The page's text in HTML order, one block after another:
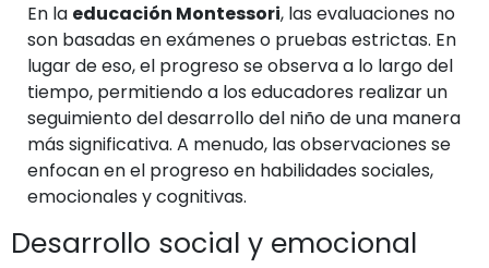
En la educación Montessori, las evaluaciones no
son basadas en exámenes o pruebas estrictas. En
lugar de eso, el progreso se observa a lo largo del
tiempo, permitiendo a los educadores realizar un
seguimiento del desarrollo del niño de una manera
más significativa. A menudo, las observaciones se
enfocan en el progreso en habilidades sociales,
emocionales y cognitivas.
Desarrollo social y emocional